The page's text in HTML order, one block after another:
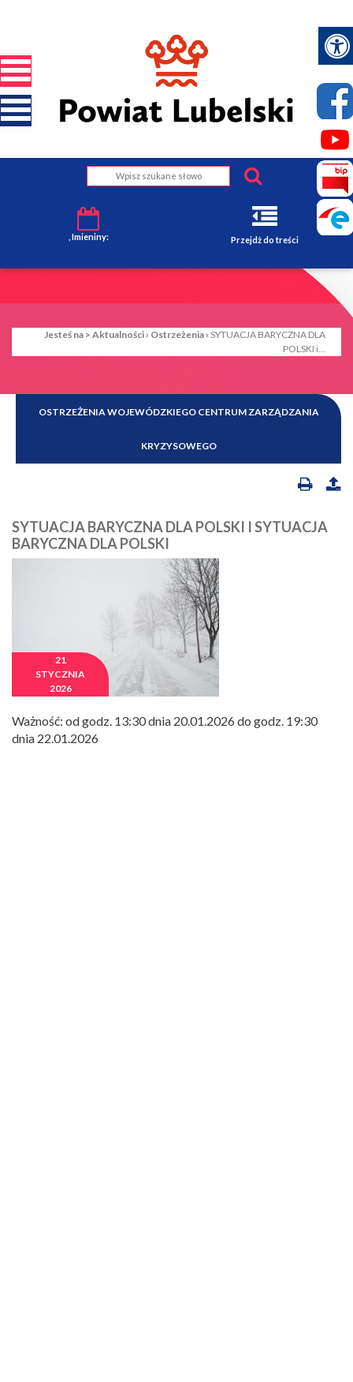
, Imieniny: Przejdż do treści
Jesteś na > Aktualności › Ostrzeżenia › SYTUACJA BARYCZNA DLA
POLSKI i...
OSTRZEŻENIA WOJEWÓDZKIEGO CENTRUM ZARZĄDZANIA
KRYZYSOWEGO
SYTUACJA BARYCZNA DLA POLSKI I SYTUACJA
BARYCZNA DLA POLSKI
21
STYCZNIA
2026
Ważność: od godz. 13:30 dnia 20.01.2026 do godz. 19:30
dnia 22.01.2026